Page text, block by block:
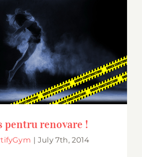
pentru renovare !
pentru renovare !
| July 7th, 2014